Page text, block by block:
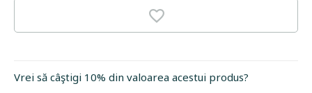
Vrei să câştigi 10% din valoarea acestui produs?